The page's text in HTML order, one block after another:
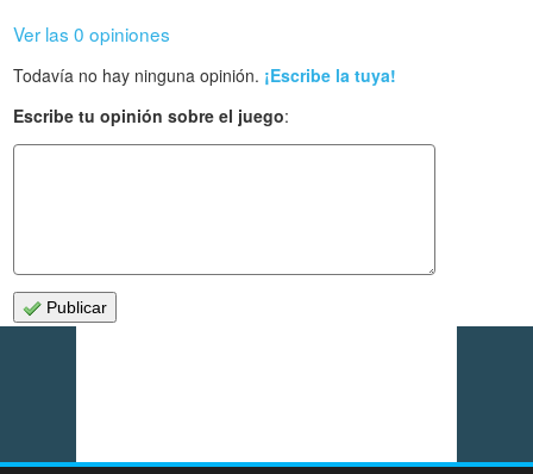
Ver las 0 opiniones
Todavía no hay ninguna opinión. ¡Escribe la tuya!
Escribe tu opinión sobre el juego:
Publicar